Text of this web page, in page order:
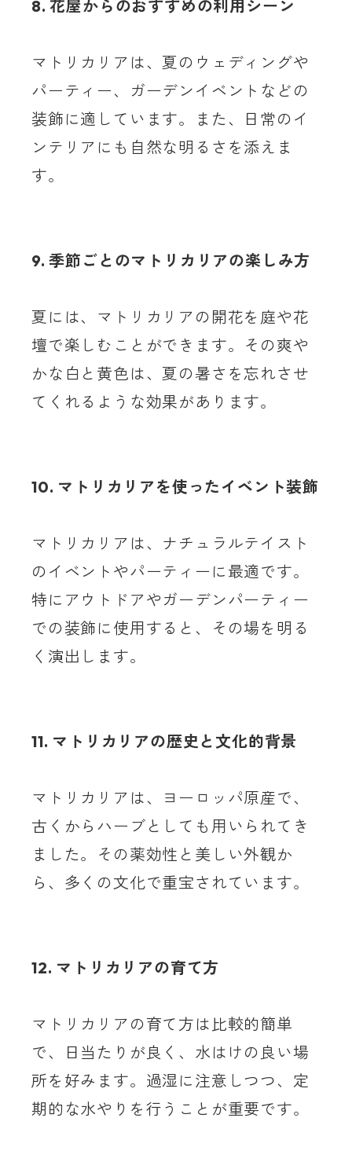
8. 花屋からのおすすめの利用シーン
マトリカリアは、夏のウェディングや
パーティー、ガーデンイベントなどの
装飾に適しています。また、日常のイ
ンテリアにも自然な明るさを添えま
す。
9. 季節ごとのマトリカリアの楽しみ方
夏には、マトリカリアの開花を庭や花
壇で楽しむことができます。その爽や
かな白と黄色は、夏の暑さを忘れさせ
てくれるような効果があります。
10. マトリカリアを使ったイベント装飾
マトリカリアは、ナチュラルテイスト
のイベントやパーティーに最適です。
特にアウトドアやガーデンパーティー
での装飾に使用すると、その場を明る
く演出します。
11. マトリカリアの歴史と文化的背景
マトリカリアは、ヨーロッパ原産で、
古くからハーブとしても用いられてき
ました。その薬効性と美しい外観か
ら、多くの文化で重宝されています。
12. マトリカリアの育て方
マトリカリアの育て方は比較的簡単
で、日当たりが良く、水はけの良い場
所を好みます。過湿に注意しつつ、定
期的な水やりを行うことが重要です。